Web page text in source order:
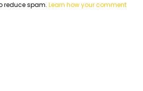
reduce spam. Learn how your comment